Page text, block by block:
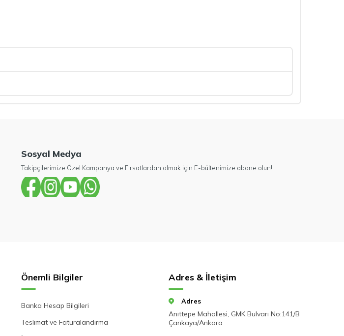
Sosyal Medya
Takipçilerimize Özel Kampanya ve Fırsatlardan olmak için E-bültenimize abone olun!
Önemli Bilgiler
Banka Hesap Bilgileri
Teslimat ve Faturalandırma
Adres & İletişim
Adres
Anıttepe Mahallesi, GMK Bulvarı No:141/B
Çankaya/Ankara